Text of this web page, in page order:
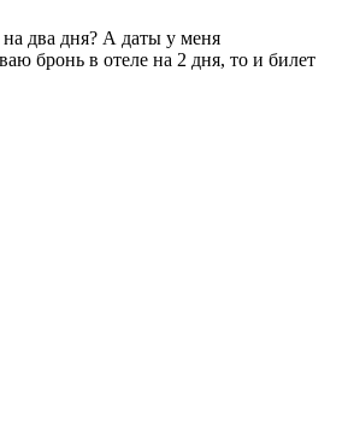
два дня? А даты у меня
бронь в отеле на 2 дня, то и билет